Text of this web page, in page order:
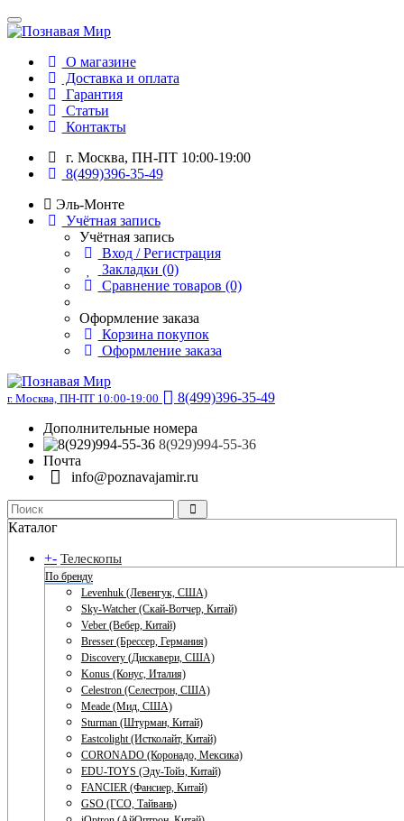
О магазине
Доставка и оплата
Гарантия
Статьи
Контакты
г. Москва, ПН-ПТ 10:00-19:00
8(499)396-35-49
Эль-Монте
Учётная запись
Учётная запись
Вход / Регистрация
Закладки (0)
Сравнение товаров (0)
Оформление заказа
Корзина покупок
Оформление заказа
г. Москва, ПН-ПТ 10:00-19:00
8(499)396-35-49
Дополнительные номера
8(929)994-55-36
Почта
info@poznavajamir.ru
Каталог
+- Телескопы
По бренду
Levenhuk (Левенгук, США)
Sky-Watcher (Скай-Вотчер, Китай)
Veber (Вебер, Китай)
Bresser (Брессер, Германия)
Discovery (Дискавери, США)
Konus (Конус, Италия)
Celestron (Селестрон, США)
Meade (Мид, США)
Sturman (Штурман, Китай)
Eastcolight (Истколайт, Китай)
CORONADO (Коронадо, Мексика)
EDU-TOYS (Эду-Тойз, Китай)
FANCIER (Фансиер, Китай)
GSO (ГСО, Тайвань)